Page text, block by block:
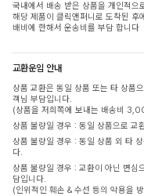
국내에서 배송 받은 상품을 개인적으
해당 제품이 클릭앤퍼니로 도착된 후
배비에 한해서 운송비를 부담 합니다
교환운임 안내
상품 교환은 동일 상품 또는 타 상품
객님 부담입니다.
(상품을 저희쪽에 보내는 배송비
상품 불량일 경우 : 동일 상품으로 교
상품 불량일 경우 : 동일 상품 외 타
다.
상품 불량일 경우 : 교환이 아닌 변
담입니다.
(인위적인 훼손 & 수선 등의 악용을